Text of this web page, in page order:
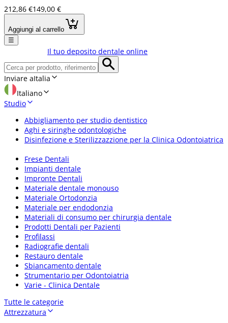
212,86 €149,00 €
Aggiungi al carrello
☰
Il tuo deposito dentale online
Inviare aItalia
Italiano
Studio
Abbigliamento per studio dentistico
Aghi e siringhe odontologiche
Disinfezione e Sterilizzazzione per la Clinica Odontoiatrica
Frese Dentali
Impianti dentale
Impronte Dentali
Materiale dentale monouso
Materiale Ortodonzia
Materiale per endodonzia
Materiali di consumo per chirurgia dentale
Prodotti Dentali per Pazienti
Profilassi
Radiografie dentali
Restauro dentale
Sbiancamento dentale
Strumentario per Odontoiatria
Varie - Clinica Dentale
Tutte le categorie
Attrezzatura